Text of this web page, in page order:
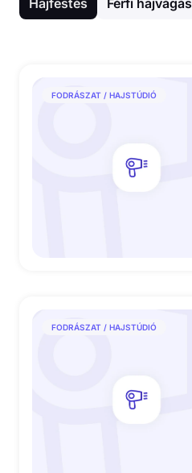
Hajfestés Férfi hajvágás
FODRÁSZAT / HAJSTÚDIÓ
FODRÁSZAT / HAJSTÚDIÓ